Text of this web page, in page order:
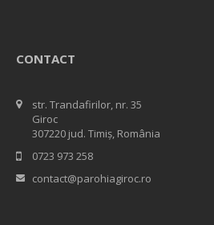
CONTACT
str. Trandafirilor, nr. 35
Giroc
307220 jud. Timiș, România
0723 973 258
contact@parohiagiroc.ro